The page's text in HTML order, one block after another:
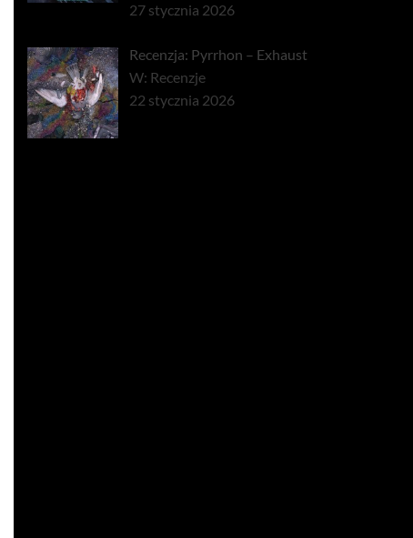
27 stycznia 2026
Recenzja: Pyrrhon – Exhaust
W: Recenzje
22 stycznia 2026